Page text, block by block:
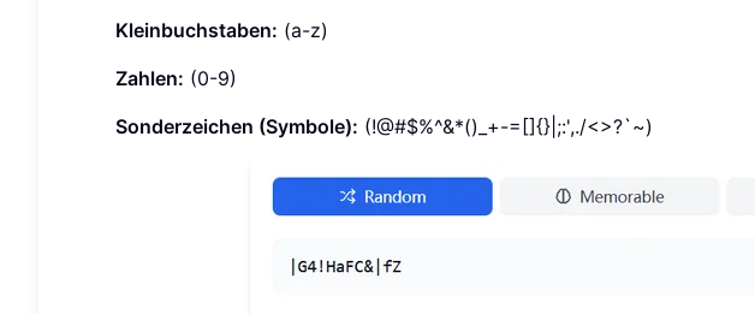
Kleinbuchstaben: (a-z)
Zahlen: (0-9)
Sonderzeichen (Symbole): (!@#$%^&*()_+-=[]{}|;:',./<>?`~)